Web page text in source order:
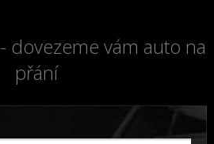
- dovezeme vám auto na
přání